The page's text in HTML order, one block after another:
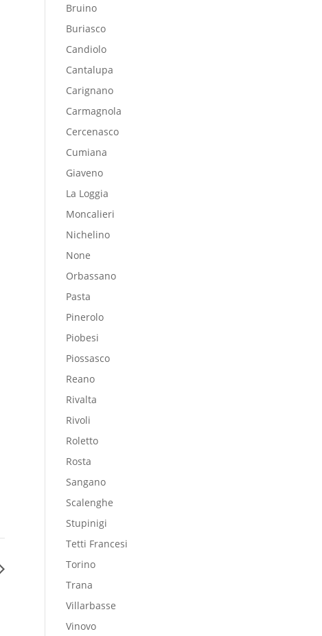
Bruino
Buriasco
Candiolo
Cantalupa
Carignano
Carmagnola
Cercenasco
Cumiana
Giaveno
La Loggia
Moncalieri
Nichelino
None
Orbassano
Pasta
Pinerolo
Piobesi
Piossasco
Reano
Rivalta
Rivoli
Roletto
Rosta
Sangano
Scalenghe
Stupinigi
Tetti Francesi
Torino
Trana
Villarbasse
Vinovo